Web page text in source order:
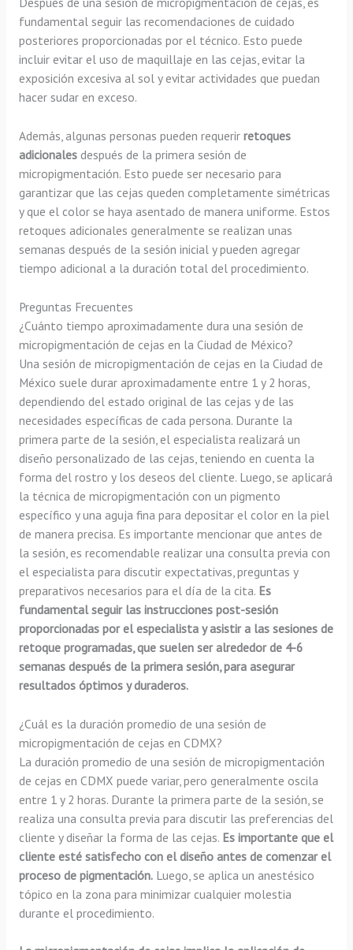
fundamental seguir las recomendaciones de cuidado
posteriores proporcionadas por el técnico. Esto puede
incluir evitar el uso de maquillaje en las cejas, evitar la
exposición excesiva al sol y evitar actividades que puedan
hacer sudar en exceso.
Además, algunas personas pueden requerir retoques
adicionalesdespués de la primera sesión de
micropigmentación. Esto puede ser necesario para
garantizar que las cejas queden completamente simétricas
y que el color se haya asentado de manera uniforme. Estos
retoques adicionales generalmente se realizan unas
semanas después de la sesión inicial y pueden agregar
tiempo adicional a la duración total del procedimiento.
Preguntas Frecuentes
¿Cuánto tiempo aproximadamente dura una sesión de
micropigmentación de cejas en la Ciudad de México?
Una sesión de micropigmentación de cejas en la Ciudad de
México suele durar aproximadamente entre 1 y 2 horas,
dependiendo del estado original de las cejas y de las
necesidades específicas de cada persona. Durante la
primera parte de la sesión, el especialista realizará un
diseño personalizado de las cejas, teniendo en cuenta la
forma del rostro y los deseos del cliente. Luego, se aplicará
la técnica de micropigmentación con un pigmento
específico y una aguja fina para depositar el color en la piel
de manera precisa. Es importante mencionar que antes de
la sesión, es recomendable realizar una consulta previa con
el especialista para discutir expectativas, preguntas y
preparativos necesarios para el día de la cita. Es
fundamental seguir las instrucciones post-sesión
proporcionadas por el especialista y asistir a las sesiones de
retoque programadas, que suelen ser alrededor de 4-6
semanas después de la primera sesión, para asegurar
resultados óptimos y duraderos.
¿Cuál es la duración promedio de una sesión de
micropigmentación de cejas en CDMX?
La duración promedio de una sesión de micropigmentación
de cejas en CDMX puede variar, pero generalmente oscila
entre 1 y 2 horas. Durante la primera parte de la sesión, se
realiza una consulta previa para discutir las preferencias del
cliente y diseñar la forma de las cejas. Es importante que el
cliente esté satisfecho con el diseño antes de comenzar el
proceso de pigmentación.Luego, se aplica un anestésico
tópico en la zona para minimizar cualquier molestia
durante el procedimiento.